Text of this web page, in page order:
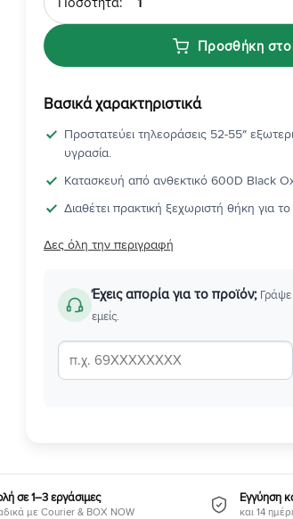
Προσθήκη στο
Βασικά χαρακτηριστικά
Προστατεύει τηλεοράσεις 52-55″
υγρασία.
Κατασκευή από ανθεκτικό 600D Black
Διαθέτει πρακτική ξεχωριστή θήκη για το
Δες όλη την περιγραφή
Έχεις απορία για το προϊόν; Γράψε
εμείς.
σε 1–3 εργάσιμες
με Courier & BOX NOW
Εγγύηση
και 14